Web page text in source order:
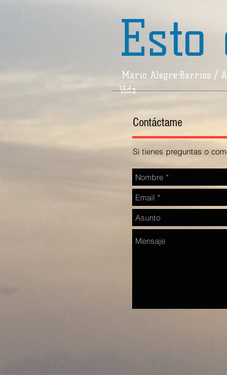
Esto
Mario Alegre-Barrios /
Vida
Contáctame
Si tienes preguntas o